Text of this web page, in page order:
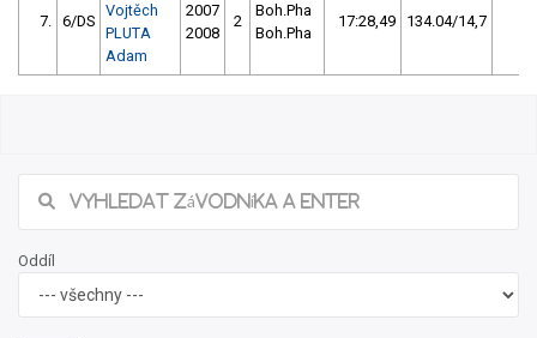
7. 6/DS
Vojtěch
PLUTA
Adam
2007
2008
2
Boh.Pha
Boh.Pha
17:28,49 134.04/14,7
Oddíl